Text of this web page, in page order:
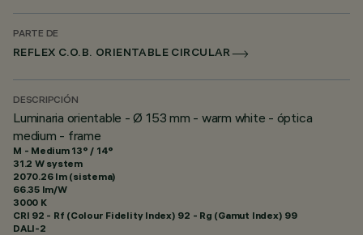
PARTE DE
REFLEX C.O.B. ORIENTABLE CIRCULAR
DESCRIPCIÓN
Luminaria orientable - Ø 153 mm - warm white - óptica
medium - frame
M - Medium 13° / 14°
31.2 W system
2070.26 lm (sistema)
66.35 lm/W
3000 K
CRI 92 - Rf (Colour Fidelity Index) 92 - Rg (Gamut Index) 99
DALI-2